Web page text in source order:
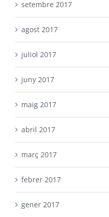
setembre 2017
agost 2017
juliol 2017
juny 2017
maig 2017
abril 2017
març 2017
febrer 2017
gener 2017